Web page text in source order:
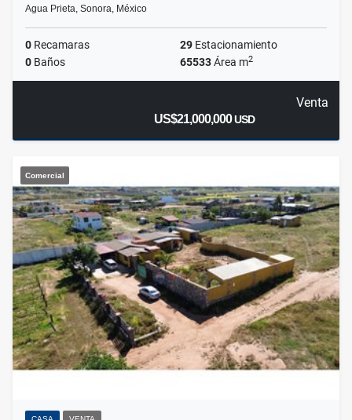
Agua Prieta, Sonora, México
0 Recamaras 29 Estacionamiento
0 Baños 65533Área m2
Venta
US$21,000,000USD
Comercial